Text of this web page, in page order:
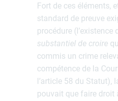
Fort de ces éléments,
standard de preuve
procédure (l’existence
substantiel de croire
commis un crime
compétence de la
l’article 58 du Statut),
pouvait que faire droit